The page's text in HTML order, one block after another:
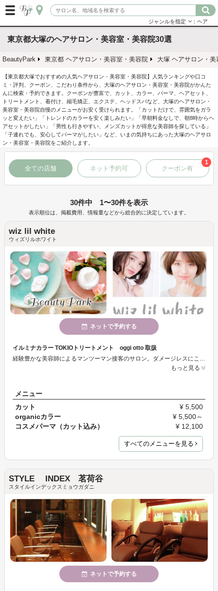
ジャンルを指定 ：ヘア
東京都大塚のヘアサロン・美容室・美容院30選
BeautyPark 東京都 ヘアサロン・美容室・美容院 大塚 ヘアサロン・美
【東京都大塚でおすすめの人気ヘアサロン・美容室・美容院】人気ランキングや口コ
ミ・評判、クーポン、こだわり条件から、大塚のヘアサロン・美容室・美容院がかんた
んに検索・予約できます。クーポンが豊富で、カット、カラー、パーマ、ヘアセット、
トリートメント、着付け、縮毛矯正、エクステ、ヘッドスパなど、大塚のヘアサロン・
美容室・美容院自慢のメニューがお安く受けられます。「カットだけで、雰囲気をガラ
ッと変えたい」「トレンドのカラーを安く楽しみたい」「早朝料金なしで、朝8時からヘ
アセットがしたい」「男性も行きやすい、メンズカットが得意な美容師を探している」
「子連れでも、安心してパーマがしたい」など、いまの気持ちにあった大塚のヘアサロ
ン・美容室・美容院をご紹介します。
全ての店舗 ネット予約可 クーポン有
1
30件中 1〜30件を表示
表示順位は、掲載費用、情報量などから総合的に決定しています。
wiz lil white
ウィズリルホワイト
ネットで予約する
イルミナカラー TOKIOトリートメント oggi otto 取扱
経験豊かな美容師によるマンツーマン接客のサロン。ダメージレスにこだわり、organicとケミカルを織り交ぜながら上質な質感へ導きます。カラーテクニックとヘアケア知識が豊富で、ずっと続けられるヘアデザインをご提案させて頂きます。サロンでゆっくり過ごされたい方に特におすすめです。
もっと見る
メニュー
カット
¥ 5,500
organicカラー
¥ 5,500～
コスメパーマ（カット込み）
¥ 12,100
すべてのメニューを見る
STYLE INDEX 茗荷谷
スタイルインデックスミョウガダニ
ネットで予約する